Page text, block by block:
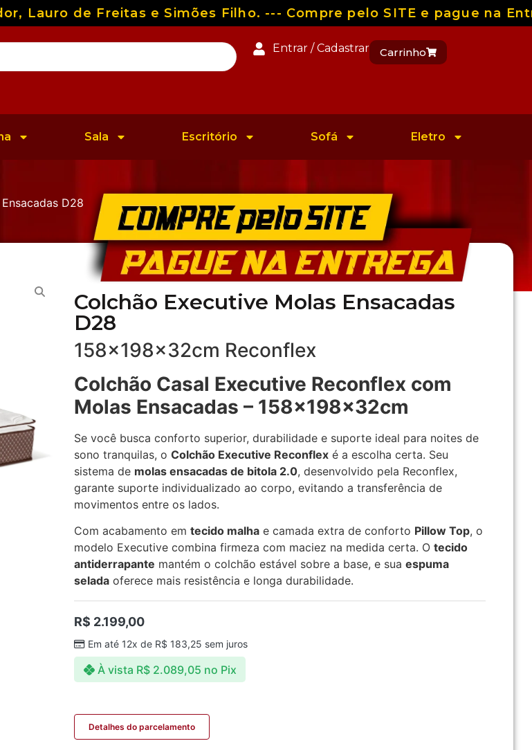
de Freitas e Simões Filho. --- Compre pelo SITE e pague na
Entrar / Cadastrar Carrinho
Sala Escritório Sofá Eletro
D28
Colchão Executive Molas Ensacadas
D28
158x198x32cm Reconflex
Colchão Casal Executive Reconflex com
Molas Ensacadas – 158x198x32cm
Se você busca conforto superior, durabilidade e suporte ideal para noites de
sono tranquilas, o Colchão Executive Reconflex é a escolha certa. Seu
sistema de molas ensacadas de bitola 2.0, desenvolvido pela Reconflex,
garante suporte individualizado ao corpo, evitando a transferência de
movimentos entre os lados.
Com acabamento em tecido malha e camada extra de conforto Pillow Top, o
modelo Executive combina firmeza com maciez na medida certa. O tecido
antiderrapante mantém o colchão estável sobre a base, e sua espuma
selada oferece mais resistência e longa durabilidade.
R$ 2.199,00
Em até 12x de R$ 183,25 sem juros
À vista R$2.089,05 no Pix
Detalhes do parcelamento